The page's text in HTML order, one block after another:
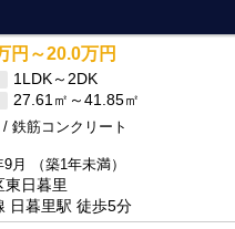
円～20.0万円
1LDK～2DK
27.61㎡～41.85㎡
鉄筋コンクリート
9月
（築1年未満）
東日暮里
日暮里駅 徒歩5分